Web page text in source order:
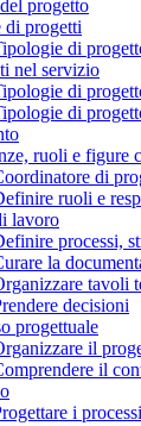
progetto
di progetti
di
nel servizio
di
di
ruoli e figure
di
ruoli e
lavoro
processi,
la
tavoli
decisioni
progettuale
il
il
i